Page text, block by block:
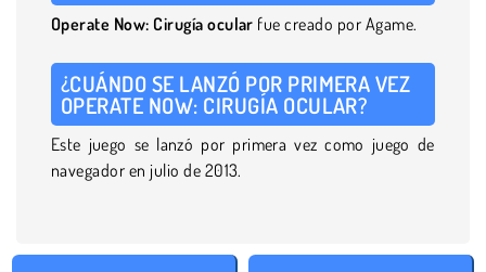
Operate Now: Cirugía ocular fue creado por Agame.
¿CUÁNDO SE LANZÓ POR PRIMERA VEZ
OPERATE NOW: CIRUGÍA OCULAR?
Este juego se lanzó por primera vez como juego de
navegador en julio de 2013.